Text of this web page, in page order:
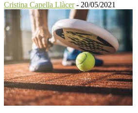
Cristina Capella Llàcer - 20/05/2021